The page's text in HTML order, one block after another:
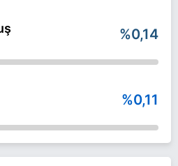
%0,14
%0,11